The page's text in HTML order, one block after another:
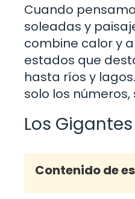
Cuando
soleadas y
combine calor y
estados que
hasta ríos y
solo los
Los
Contenido de